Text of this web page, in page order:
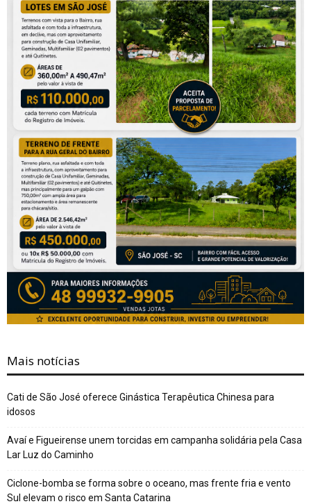
Mais notícias
Cati de São José oferece Ginástica Terapêutica Chinesa para
idosos
Avaí e Figueirense unem torcidas em campanha solidária pela Casa
Lar Luz do Caminho
Ciclone-bomba se forma sobre o oceano, mas frente fria e vento
Sul elevam o risco em Santa Catarina